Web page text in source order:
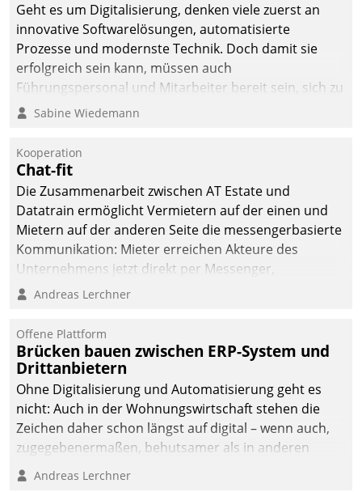
Geht es um Digitalisierung, denken viele zuerst an
innovative Softwarelösungen, automatisierte
Prozesse und modernste Technik. Doch damit sie
erfolgreich sein kann, müssen auch
Führungspersonal und Mitarbeiter bereit sein, sich zu
verändern und anzupassen, sonst werden sie an ihr
Sabine Wiedemann
Kooperation
Chat-fit
Die Zusammenarbeit zwischen AT Estate und
Datatrain ermöglicht Vermietern auf der einen und
Mietern auf der anderen Seite die messengerbasierte
Kommunikation: Mieter erreichen Akteure des
Unternehmens jetzt direkt per Messenger,
Mitarbeiter oder Dienstleister empfangen oder
Andreas Lerchner
Offene Plattform
Brücken bauen zwischen ERP-System und
Drittanbietern
Ohne Digitalisierung und Automatisierung geht es
nicht: Auch in der Wohnungswirtschaft stehen die
Zeichen daher schon längst auf digital – wenn auch,
zugegebenermaßen, behutsamer als in anderen
Branchen.
Andreas Lerchner